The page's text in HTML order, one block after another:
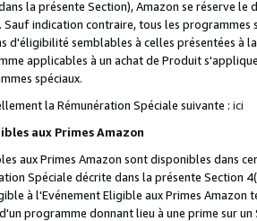
la présente Section), Amazon se réserve
Sauf indication contraire, tous les
d'éligibilité semblables à celles présentées à
applicables à un achat de Produit
spéciaux.
la Rémunération Spéciale suivante : ici
aux Primes Amazon
aux Primes Amazon sont disponibles dans
Spéciale décrite dans la présente Section
à l'Evénement Eligible aux Primes Amazon
programme donnant lieu à une prime sur